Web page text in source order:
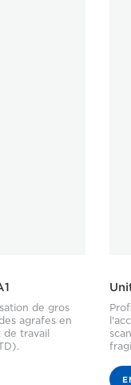
de gros
agrafes en
travail